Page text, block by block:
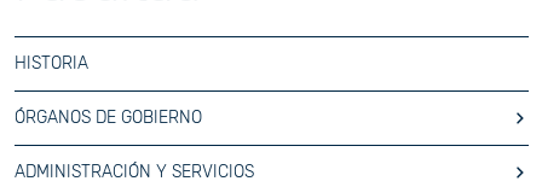
HISTORIA
ÓRGANOS DE GOBIERNO
ADMINISTRACIÓN Y SERVICIOS